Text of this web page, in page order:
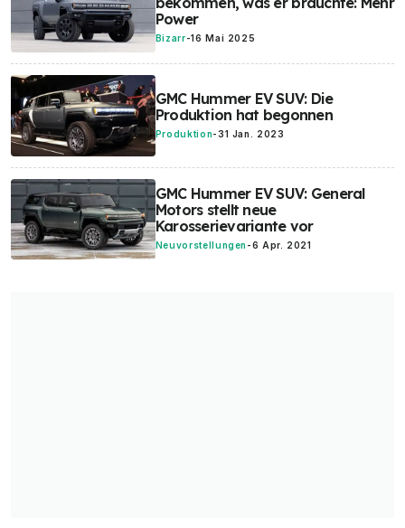
Power
Bizarr-16 Mai 2025
GMC Hummer EV SUV: Die
Produktion hat begonnen
Produktion-31 Jan. 2023
GMC Hummer EV SUV: General
Motors stellt neue
Karosserievariante vor
Neuvorstellungen -6 Apr. 2021